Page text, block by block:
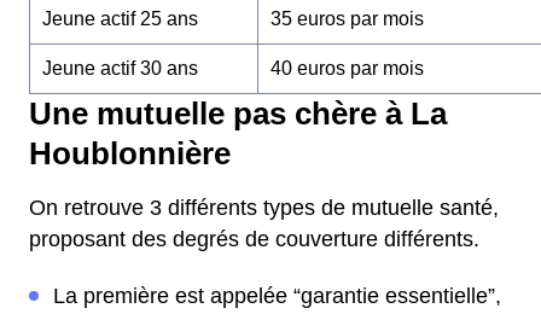
Jeune actif 25 ans 35 euros par mois
Jeune actif 30 ans 40 euros par mois
Une mutuelle pas chère à La
Houblonnière
On retrouve 3 différents types de mutuelle santé,
proposant des degrés de couverture différents.
La première est appelée “garantie essentielle”,